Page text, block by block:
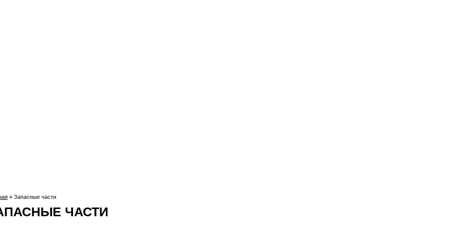
» Запасные части
ЧАСТИ